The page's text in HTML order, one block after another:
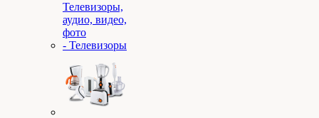
Телевизоры,
аудио, видео,
фото
- Телевизоры